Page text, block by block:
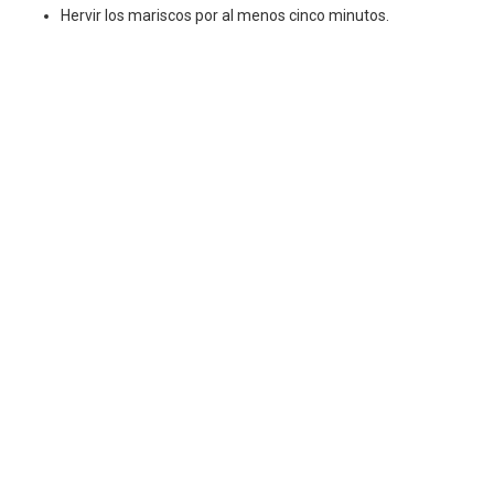
Hervir los mariscos por al menos cinco minutos.